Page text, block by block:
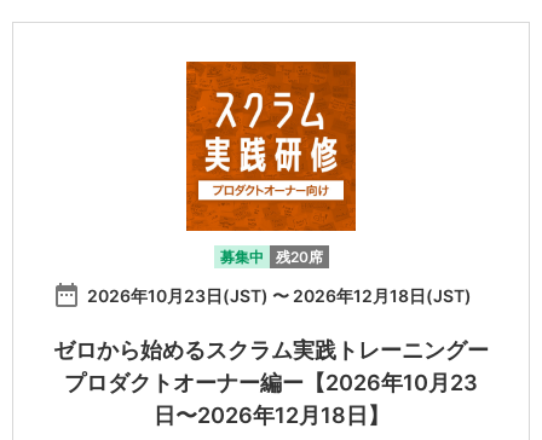
募集中 残20席
date_range 2026年10月23日(JST) 〜 2026年12月18日(JST)
ゼロから始めるスクラム実践トレーニングー
プロダクトオーナー編ー【2026年10月23
日〜2026年12月18日】